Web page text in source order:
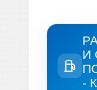
И
-